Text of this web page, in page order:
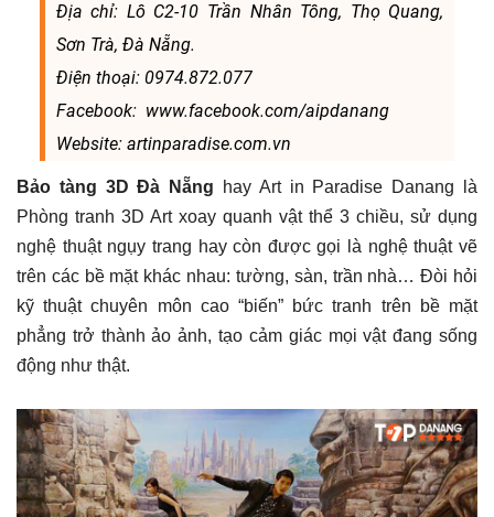
Địa chỉ: Lô C2-10 Trần Nhân Tông, Thọ Quang,
Sơn Trà, Đà Nẵng.
Điện thoại: 0974.872.077
Facebook: www.facebook.com/aipdanang
Website: artinparadise.com.vn
Bảo tàng 3D Đà Nẵng hay Art in Paradise Danang là
Phòng tranh 3D Art xoay quanh vật thể 3 chiều, sử dụng
nghệ thuật ngụy trang hay còn được gọi là nghệ thuật vẽ
trên các bề mặt khác nhau: tường, sàn, trần nhà… Đòi hỏi
kỹ thuật chuyên môn cao “biến” bức tranh trên bề mặt
phẳng trở thành ảo ảnh, tạo cảm giác mọi vật đang sống
động như thật.